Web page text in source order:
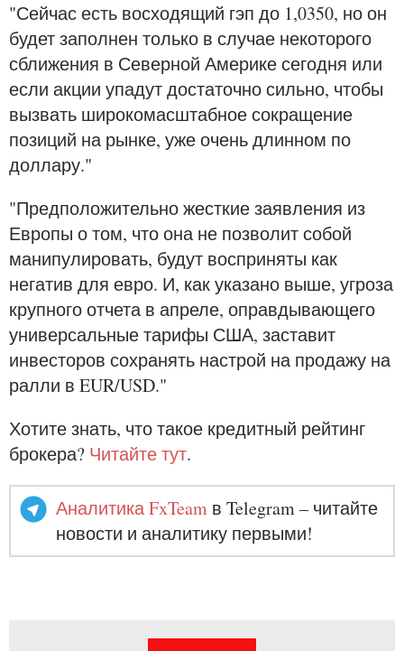
"Сейчас есть восходящий гэп до 1,0350, но он
будет заполнен только в случае некоторого
сближения в Северной Америке сегодня или
если акции упадут достаточно сильно, чтобы
вызвать широкомасштабное сокращение
позиций на рынке, уже очень длинном по
доллару."
"Предположительно жесткие заявления из
Европы о том, что она не позволит собой
манипулировать, будут восприняты как
негатив для евро. И, как указано выше, угроза
крупного отчета в апреле, оправдывающего
универсальные тарифы США, заставит
инвесторов сохранять настрой на продажу на
ралли в EUR/USD."
Хотите знать, что такое кредитный рейтинг
брокера? Читайте тут.
Аналитика FxTeam в Telegram – читайте
новости и аналитику первыми!